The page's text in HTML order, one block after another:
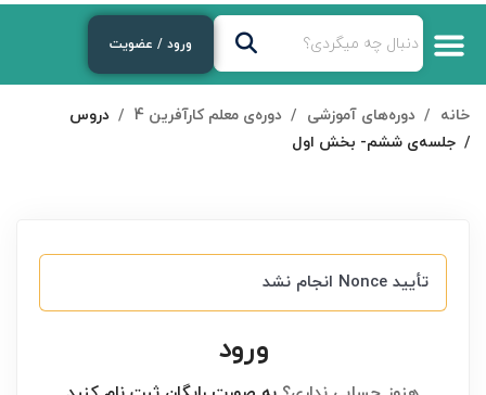
ورود / عضویت
خانه دوره‌های آموزشی دوره‌ی معلم کارآفرین 4
دروس
جلسه‌ی ششم- بخش اول
تأیید Nonce انجام نشد
ورود